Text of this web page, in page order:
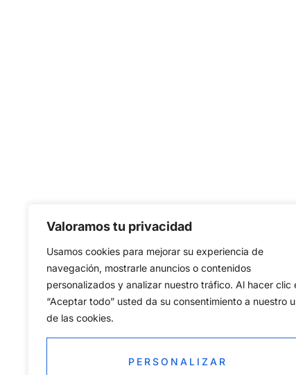
Valoramos tu privacidad
Usamos cookies para mejorar su experiencia de
navegación, mostrarle anuncios o contenidos
personalizados y analizar nuestro tráfico. Al hacer clic
“Aceptar todo” usted da su consentimiento a nuestro
de las cookies.
PERSONALIZAR
Lo que nos distingue es nuestra atención al
ningún proyecto es demasiado pequeño o
misma dedicación y cuidado.